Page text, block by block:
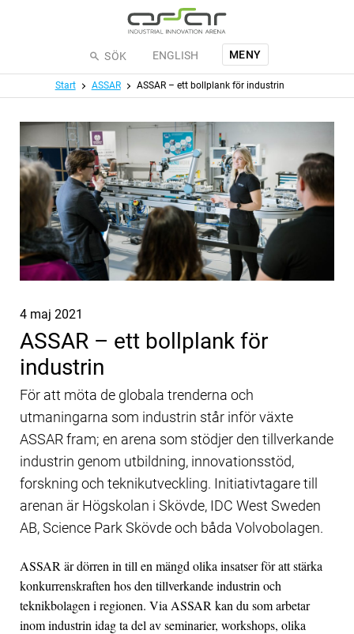
SÖK ENGLISH MENY
Meny Start ASSAR ASSAR – ett bollplank för industrin
Publicerat
4 maj 2021
ASSAR – ett bollplank för
industrin
För att möta de globala trenderna och
utmaningarna som industrin står inför växte
ASSAR fram; en arena som stödjer den tillverkande
industrin genom utbildning, innovationsstöd,
forskning och teknikutveckling. Initiativtagare till
arenan är Högskolan i Skövde, IDC West Sweden
AB, Science Park Skövde och båda Volvobolagen.
ASSAR är dörren in till en mängd olika insatser för att stärka
konkurrenskraften hos den tillverkande industrin och
teknikbolagen i regionen. Via ASSAR kan du som arbetar
inom industrin idag ta del av seminarier, workshops, olika